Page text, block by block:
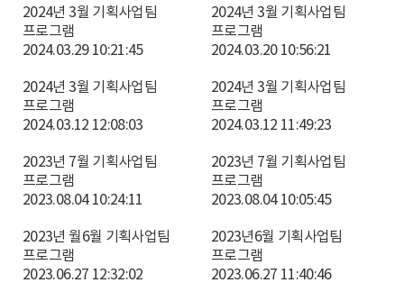
2024년 3월 기획사업팀
프로그램
2024.03.29 10:21:45
2024년 3월 기획사업팀
프로그램
2024.03.20 10:56:21
2024년 3월 기획사업팀
프로그램
2024.03.12 12:08:03
2024년 3월 기획사업팀
프로그램
2024.03.12 11:49:23
2023년 7월 기획사업팀
프로그램
2023.08.04 10:24:11
2023년 7월 기획사업팀
프로그램
2023.08.04 10:05:45
2023년 월6월 기획사업팀
프로그램
2023.06.27 12:32:02
2023년6월 기획사업팀
프로그램
2023.06.27 11:40:46